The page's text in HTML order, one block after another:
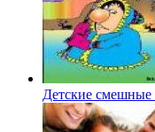
Детские смешные